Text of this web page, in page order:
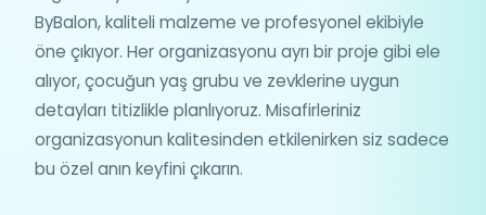
ByBalon, kaliteli malzeme ve profesyonel ekibiyle
öne çıkıyor. Her organizasyonu ayrı bir proje gibi ele
alıyor, çocuğun yaş grubu ve zevklerine uygun
detayları titizlikle planlıyoruz. Misafirleriniz
organizasyonun kalitesinden etkilenirken siz sadece
bu özel anın keyfini çıkarın.